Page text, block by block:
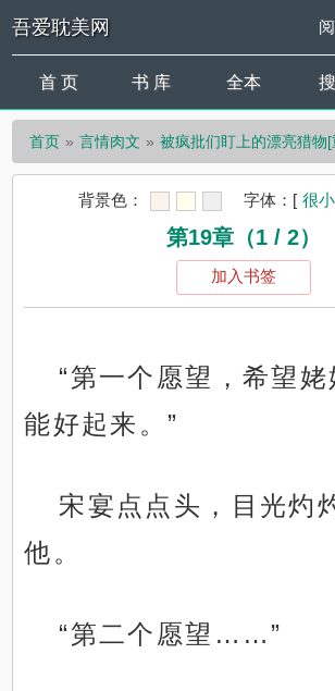
吾爱耽美网
首 页 书 库 全本
首页 言情肉文 被疯批们盯上的漂亮猎物[
背景色： 字体： [ 很小
第19章（1 / 2）
加入书签
“第一个愿望，希望姥
能好起来。”
宋宴点点头，目光灼
他。
“第二个愿望……”